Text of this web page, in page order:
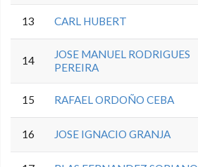
13 CARL HUBERT
14
JOSE MANUEL RODRIGUES
PEREIRA
15 RAFAEL ORDOÑO CEBA
16 JOSE IGNACIO GRANJA